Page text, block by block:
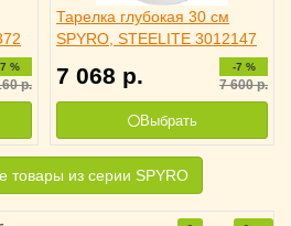
%
р.
Тарелка глубокая 30 см
SPYRO, STEELITE 3012147
7 068 р. -7 %
7 600р.
Выбрать
товары из серии SPYRO